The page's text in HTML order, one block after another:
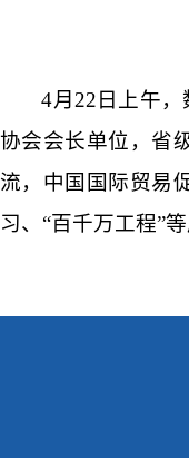
4月22日上午
协会会长单位，省
流，中国国际贸易
习、“百千万工程”等